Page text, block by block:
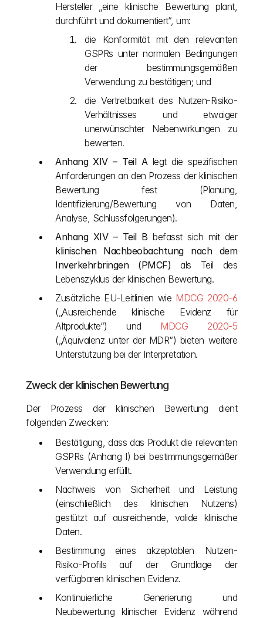
Hersteller „eine klinische Bewertung plant,
durchführt und dokumentiert“, um:
die Konformität mit den relevanten
GSPRs unter normalen Bedingungen
der bestimmungsgemäßen
Verwendung zu bestätigen; und
die Vertretbarkeit des Nutzen-Risiko-
Verhältnisses und etwaiger
unerwünschter Nebenwirkungen zu
bewerten.
Anhang XIV – Teil A legt die spezifischen
Anforderungen an den Prozess der klinischen
Bewertung fest (Planung,
Identifizierung/Bewertung von Daten,
Analyse, Schlussfolgerungen).
Anhang XIV – Teil B
befasst sich mit der
klinischen Nachbeobachtung nach dem
Inverkehrbringen (PMCF) als Teil des
Lebenszyklus der klinischen Bewertung.
Zusätzliche EU-Leitlinien wie MDCG 2020-6
(„Ausreichende klinische Evidenz für
Altprodukte“) und MDCG 2020-5
(„Äquivalenz unter der MDR“) bieten weitere
Unterstützung bei der Interpretation.
Zweck der klinischen Bewertung
Der Prozess der klinischen Bewertung dient
folgenden Zwecken:
Bestätigung, dass das Produkt die relevanten
GSPRs (Anhang I) bei bestimmungsgemäßer
Verwendung erfüllt.
Nachweis von Sicherheit und Leistung
(einschließlich des klinischen Nutzens)
gestützt auf ausreichende, valide klinische
Daten.
Bestimmung eines akzeptablen Nutzen-
Risiko-Profils auf der Grundlage der
verfügbaren klinischen Evidenz.
Kontinuierliche Generierung und
Neubewertung klinischer Evidenz während